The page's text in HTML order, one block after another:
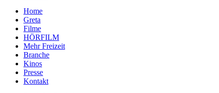
Home
Greta
Filme
HÖRFILM
Mehr Freizeit
Branche
Kinos
Presse
Kontakt